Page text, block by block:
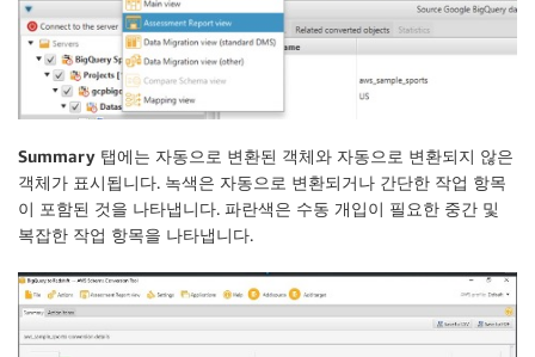
Summary 탭에는 자동으로 변환된 객체와 자동으로 변환되지 않은
객체가 표시됩니다. 녹색은 자동으로 변환되거나 간단한 작업 항목
이 포함된 것을 나타냅니다. 파란색은 수동 개입이 필요한 중간 및
복잡한 작업 항목을 나타냅니다.